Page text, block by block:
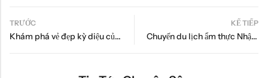
TRƯỚC
Khám phá vẻ đẹp kỳ diệu của mùa hoa anh đào ở Nhật Bản
KẾ TIẾP
Chuyến du lịch ẩm thực Nhật Bản – Những món ăn địa phương ngon nhất nên thử (và nơi tìm thấy chúng)